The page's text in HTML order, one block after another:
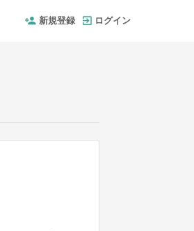
新規登録 ログイン